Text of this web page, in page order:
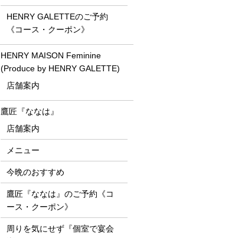
HENRY GALETTEのご予約
《コース・クーポン》
HENRY MAISON Feminine
(Produce by HENRY GALETTE)
店舗案内
鷹匠『ななは』
店舗案内
メニュー
今晩のおすすめ
鷹匠『ななは』のご予約《コ
ース・クーポン》
周りを気にせず『個室で宴会